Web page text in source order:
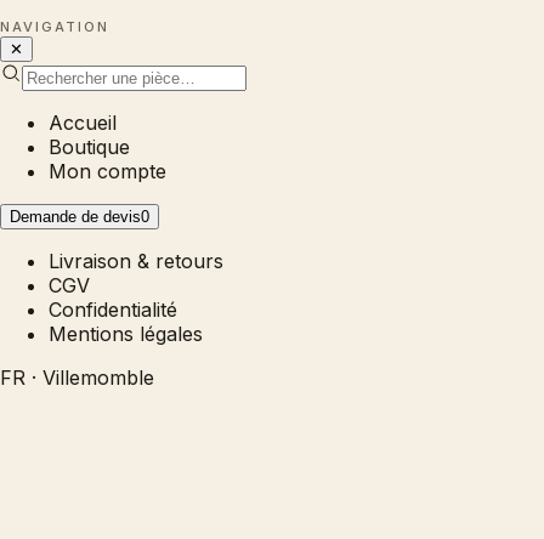
NAVIGATION
✕
Accueil
Boutique
Mon compte
Demande de devis0
Livraison & retours
CGV
Confidentialité
Mentions légales
FR · Villemomble